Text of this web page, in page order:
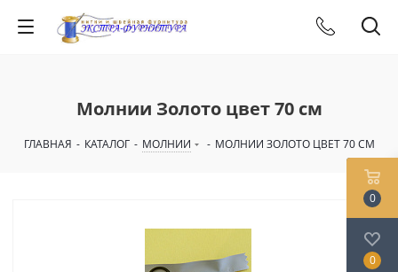
Молнии Золото цвет 70 см
ГЛАВНАЯ - КАТАЛОГ - МОЛНИИ - МОЛНИИ ЗОЛОТО ЦВЕТ 70 СМ
0
0